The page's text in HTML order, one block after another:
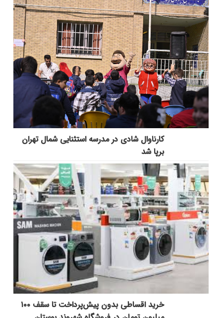
کارناوال شادی در مدرسه استثنایی شمال تهران
برپا شد
خرید اقساطی بدون پیش‌پرداخت تا سقف ۱۰۰